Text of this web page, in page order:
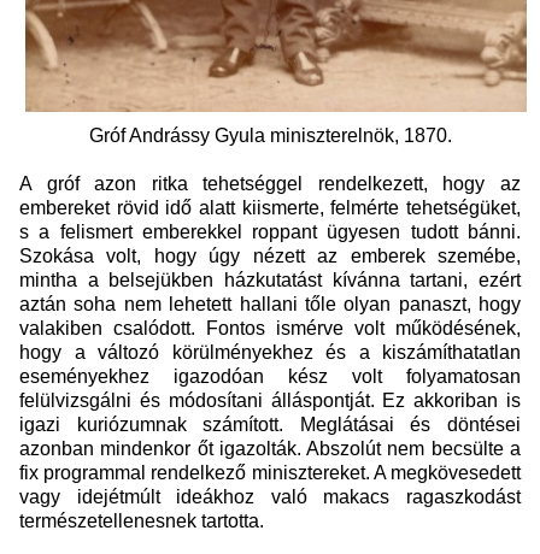
Gróf Andrássy Gyula miniszterelnök, 1870.
A gróf azon ritka tehetséggel rendelkezett, hogy az
embereket rövid idő alatt kiismerte, felmérte tehetségüket,
s a felismert emberekkel roppant ügyesen tudott bánni.
Szokása volt, hogy úgy nézett az emberek szemébe,
mintha a belsejükben házkutatást kívánna tartani, ezért
aztán soha nem lehetett hallani tőle olyan panaszt, hogy
valakiben csalódott. Fontos ismérve volt működésének,
hogy a változó körülményekhez és a kiszámíthatatlan
eseményekhez igazodóan kész volt folyamatosan
felülvizsgálni és módosítani álláspontját. Ez akkoriban is
igazi kuriózumnak számított. Meglátásai és döntései
azonban mindenkor őt igazolták. Abszolút nem becsülte a
fix programmal rendelkező minisztereket. A megkövesedett
vagy idejétmúlt ideákhoz való makacs ragaszkodást
természetellenesnek tartotta.